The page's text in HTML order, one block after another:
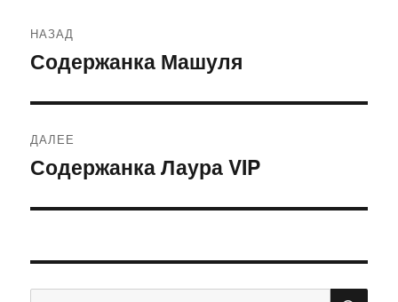
по
НАЗАД
Предыдущая
Содержанка Машуля
ДАЛЕЕ
Следующая
Содержанка Лаура VIP